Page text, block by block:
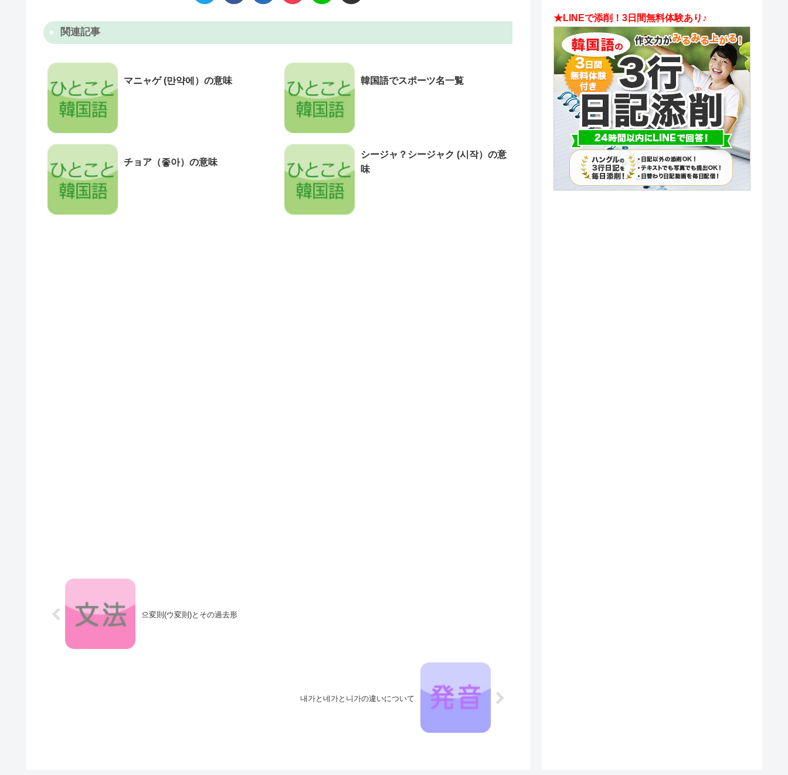
関連記事
マニャゲ (만약에）の意味 韓国語でスポーツ名一覧
チョア（좋아）の意味
シージャ？シージャク (시작）の意
味
으変則(ウ変則)とその過去形
내가と네가と니가の違いについて
★LINEで添削！3日間無料体験あり♪